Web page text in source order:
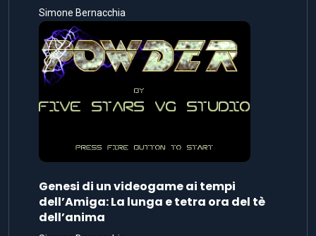
Simone Bernacchia
Genesi di un videogame ai tempi
dell’Amiga: La lunga e tetra ora del tè
dell’anima